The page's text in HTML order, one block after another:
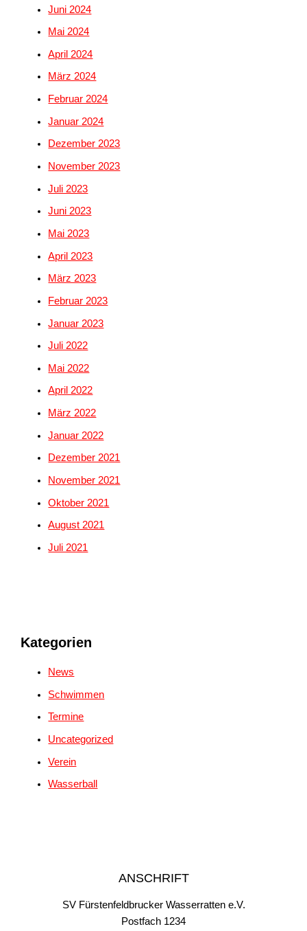
Juni 2024
Mai 2024
April 2024
März 2024
Februar 2024
Januar 2024
Dezember 2023
November 2023
Juli 2023
Juni 2023
Mai 2023
April 2023
März 2023
Februar 2023
Januar 2023
Juli 2022
Mai 2022
April 2022
März 2022
Januar 2022
Dezember 2021
November 2021
Oktober 2021
August 2021
Juli 2021
Kategorien
News
Schwimmen
Termine
Uncategorized
Verein
Wasserball
ANSCHRIFT
SV Fürstenfeldbrucker Wasserratten e.V.
Postfach 1234